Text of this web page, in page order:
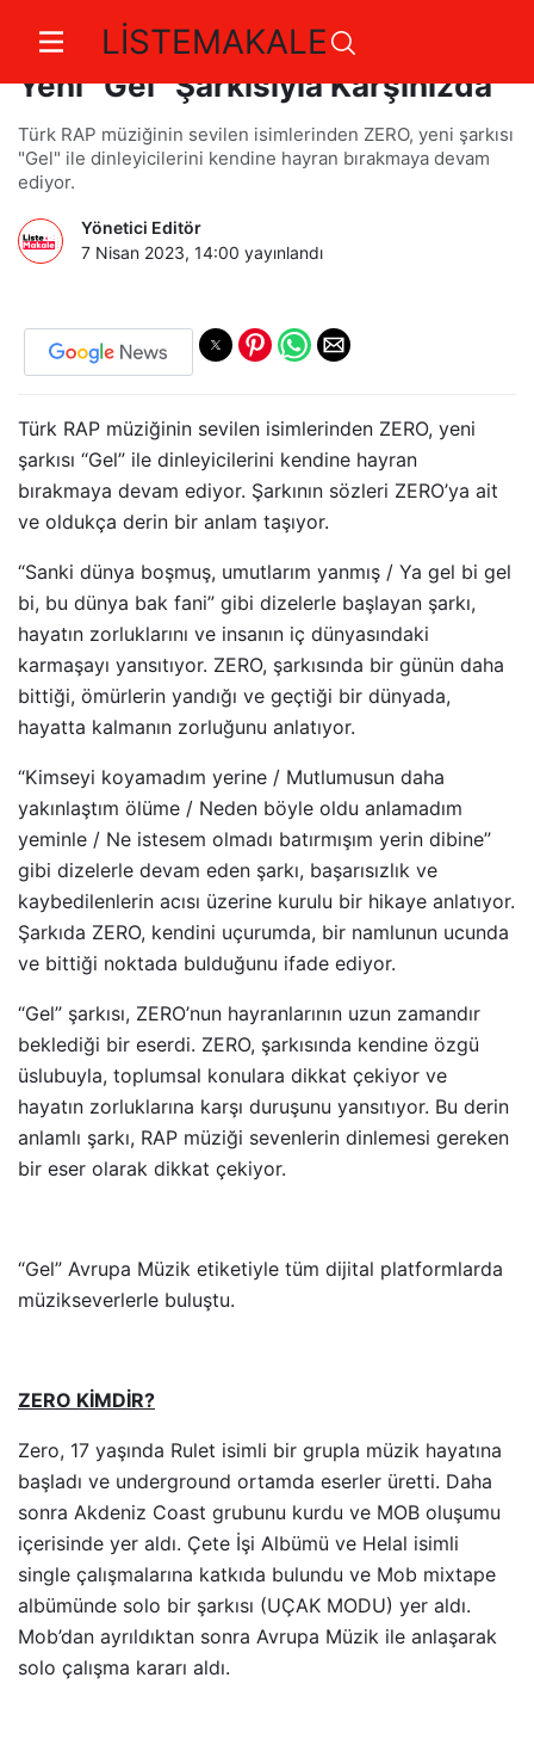
LİSTEMAKALE
Türkçe RAP'in Sevilen İsmi ZERO,
Yeni “Gel” Şarkısıyla Karşınızda
Türk RAP müziğinin sevilen isimlerinden ZERO, yeni şarkısı
"Gel" ile dinleyicilerini kendine hayran bırakmaya devam
ediyor.
Yönetici Editör
7 Nisan 2023, 14:00 yayınlandı
Türk RAP müziğinin sevilen isimlerinden ZERO, yeni
şarkısı “Gel” ile dinleyicilerini kendine hayran
bırakmaya devam ediyor. Şarkının sözleri ZERO’ya ait
ve oldukça derin bir anlam taşıyor.
“Sanki dünya boşmuş, umutlarım yanmış / Ya gel bi gel
bi, bu dünya bak fani” gibi dizelerle başlayan şarkı,
hayatın zorluklarını ve insanın iç dünyasındaki
karmaşayı yansıtıyor. ZERO, şarkısında bir günün daha
bittiği, ömürlerin yandığı ve geçtiği bir dünyada,
hayatta kalmanın zorluğunu anlatıyor.
“Kimseyi koyamadım yerine / Mutlumusun daha
yakınlaştım ölüme / Neden böyle oldu anlamadım
yeminle / Ne istesem olmadı batırmışım yerin dibine”
gibi dizelerle devam eden şarkı, başarısızlık ve
kaybedilenlerin acısı üzerine kurulu bir hikaye anlatıyor.
Şarkıda ZERO, kendini uçurumda, bir namlunun ucunda
ve bittiği noktada bulduğunu ifade ediyor.
“Gel” şarkısı, ZERO’nun hayranlarının uzun zamandır
beklediği bir eserdi. ZERO, şarkısında kendine özgü
üslubuyla, toplumsal konulara dikkat çekiyor ve
hayatın zorluklarına karşı duruşunu yansıtıyor. Bu derin
anlamlı şarkı, RAP müziği sevenlerin dinlemesi gereken
bir eser olarak dikkat çekiyor.
“Gel” Avrupa Müzik etiketiyle tüm dijital platformlarda
müzikseverlerle buluştu.
ZERO KİMDİR?
Zero, 17 yaşında Rulet isimli bir grupla müzik hayatına
başladı ve underground ortamda eserler üretti. Daha
sonra Akdeniz Coast grubunu kurdu ve MOB oluşumu
içerisinde yer aldı. Çete İşi Albümü ve Helal isimli
single çalışmalarına katkıda bulundu ve Mob mixtape
albümünde solo bir şarkısı (UÇAK MODU) yer aldı.
Mob’dan ayrıldıktan sonra Avrupa Müzik ile anlaşarak
solo çalışma kararı aldı.